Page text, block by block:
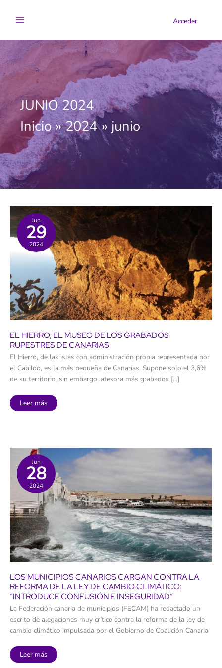
Acceder
JUNIO 2024
Inicio
2024 junio
Jun
29
2024
EL HIERRO, EL MUSEO DE LOS GRABADOS
RUPESTRES DE CANARIAS
El Hierro, de las islas con administración propia representada por
el Cabildo, es la más pequeña de Canarias. Supone solo el 3,6%
de su territorio, sin embargo, atesora más grabados […]
El
Hierro,
rupestres
Canarias
Leer más
Jun
28
2024
LOS MUNICIPIOS CANARIOS CARGAN CONTRA LA
REFORMA DE LA LEY DE CAMBIO CLIMÁTICO:
“INTRODUCE CONFUSIÓN E INSEGURIDAD”
La Federación canaria de municipios (FECAM) ha redactado un
escrito de alegaciones muy crítico contra la reforma de la ley de
cambio climático impulsada por el Gobierno de Coalición Canaria
Los
municipios
Leer más